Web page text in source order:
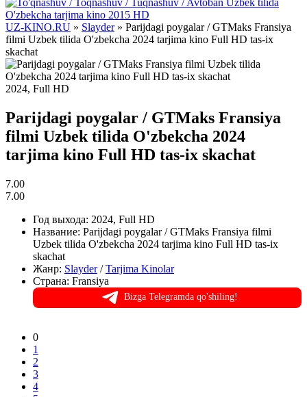
UZ-KINO.RU » Slayder» Parijdagi poygalar / GTMaks Fransiya
filmi Uzbek tilida O'zbekcha 2024 tarjima kino Full HD tas-ix
skachat
2024, Full HD
Parijdagi poygalar / GTMaks Fransiya
filmi Uzbek tilida O'zbekcha 2024
tarjima kino Full HD tas-ix skachat
7.00
7.00
Год выхода: 2024, Full HD
Название: Parijdagi poygalar / GTMaks Fransiya filmi
Uzbek tilida O'zbekcha 2024 tarjima kino Full HD tas-ix
skachat
Жанр: Slayder/Tarjima Kinolar
Страна: Fransiya
Bizga Telegramda qo'shiling!
0
1
2
3
4